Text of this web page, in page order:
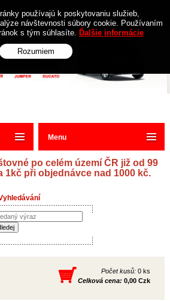
celém území ČR již od 99
1kč při objednávce nad 1000 kč.
Počet kusů: 0 ks
Celková cena: 0,00 Czk
Menu
používajú k poskytovaniu služieb,
návštevnosti súbory cookie. Používaním
s tým súhlasíte. Ďalšie informácie
Rozumiem